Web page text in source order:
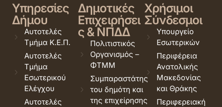
Υπηρεσίες
Δήμου
Αυτοτελές
Τμήμα Κ.Ε.Π.
Αυτοτελές
Τμήμα
Εσωτερικού
Ελέγχου
Αυτοτελές
Δημοτικές
Επιχειρήσει
ς & ΝΠΔΔ
Πολιτιστικός
Οργανισμός –
ΦΤΜΜ
Συμπαραστάτης
του δημότη και
της επιχείρησης
Χρήσιμοι
Σύνδεσμοι
Υπουργείο
Εσωτερικών
Περιφέρεια
Ανατολικής
Μακεδονίας
και Θράκης
Περιφερειακή